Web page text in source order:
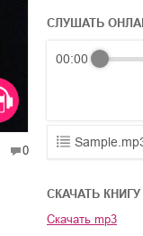
0
СЛУШАТЬ
00:00
CКАЧАТЬ
Скачать mp3